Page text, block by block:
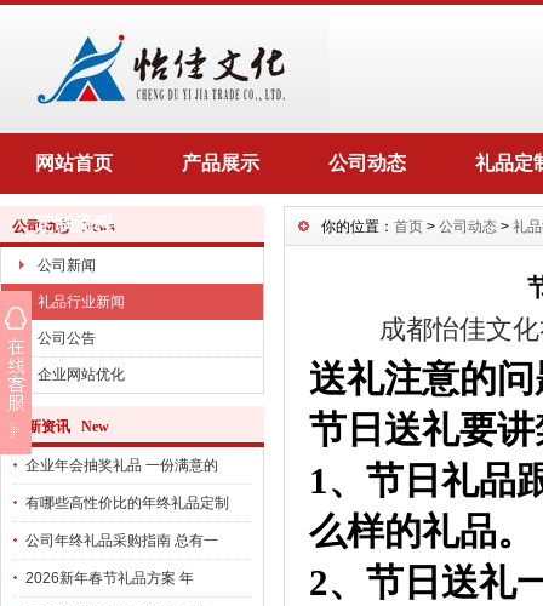
网站首页 产品展示 公司动态 礼品定
定制流程
公司动态 News
公司新闻
礼品行业新闻
公司公告
企业网站优化
最新资讯 New
企业年会抽奖礼品 一份满意的
有哪些高性价比的年终礼品定制
公司年终礼品采购指南 总有一
2026新年春节礼品方案 年
你的位置： 首页 > 公司动态 > 礼
成都怡佳文
送礼注意的问
节日送礼要
1、节日礼品
么样的礼品。
2、节日送礼